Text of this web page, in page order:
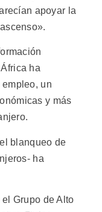
apoyar la
ha
un
y más
blanqueo de
ha
el Grupo de Alto